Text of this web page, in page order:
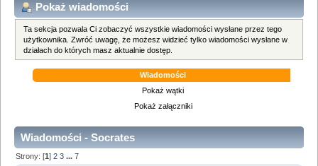
Pokaż wiadomości
Ta sekcja pozwala Ci zobaczyć wszystkie wiadomości wysłane przez tego
użytkownika. Zwróć uwagę, że możesz widzieć tylko wiadomości wysłane w
działach do których masz aktualnie dostęp.
Wiadomości
Pokaż wątki
Pokaż załączniki
Wiadomości - Socrates
Strony: [1]2 3 ...7